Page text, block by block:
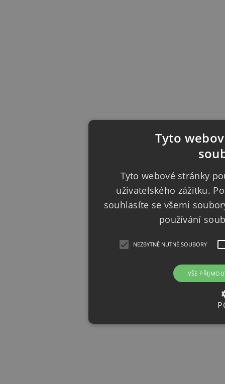
Tyto
Tyto webové stránky
uživatelského zážitku.
souhlasíte se všemi
používání
NEZBYTNĚ NUTNÉ SOUBORY
VŠE